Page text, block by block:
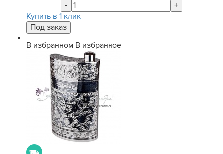
-
+
Купить в 1 клик
В избранном В избранное